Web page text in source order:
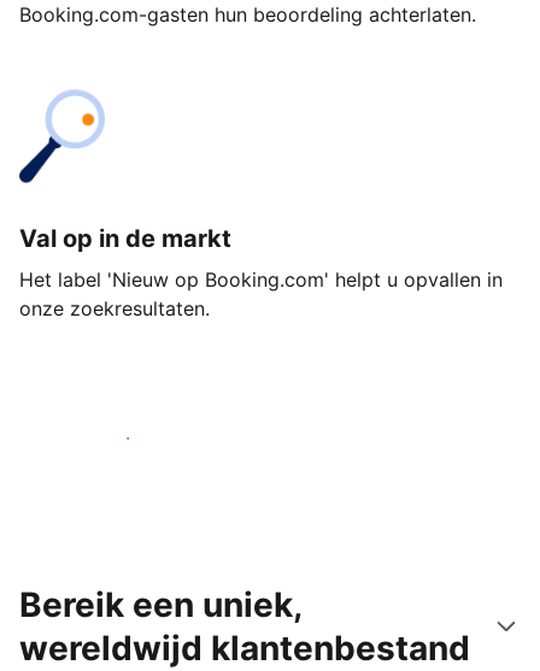
Booking.com-gasten hun beoordeling achterlaten.
Val op in de markt
Het label 'Nieuw op Booking.com' helpt u opvallen in
onze zoekresultaten.
Begin vandaag nog
Bereik een uniek,
wereldwijd klantenbestand